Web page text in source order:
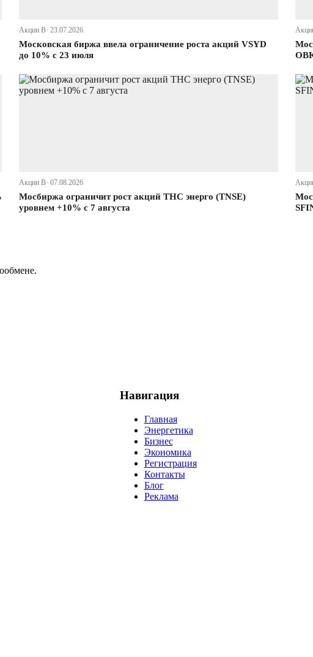
Акции В· 23.07.2026
Московская биржа ввела ограничение роста акций VSYD
до 10% с 23 июля
Акции В· 07.08.2026
Мосбиржа ограничит рост акций ТНС энерго (TNSE)
уровнем +10% с 7 августа
Навигация
Главная
Энергетика
Бизнес
Экономика
Регистрация
Контакты
Блог
Реклама